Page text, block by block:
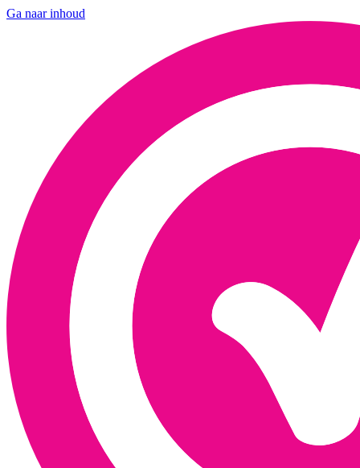
Ga naar inhoud